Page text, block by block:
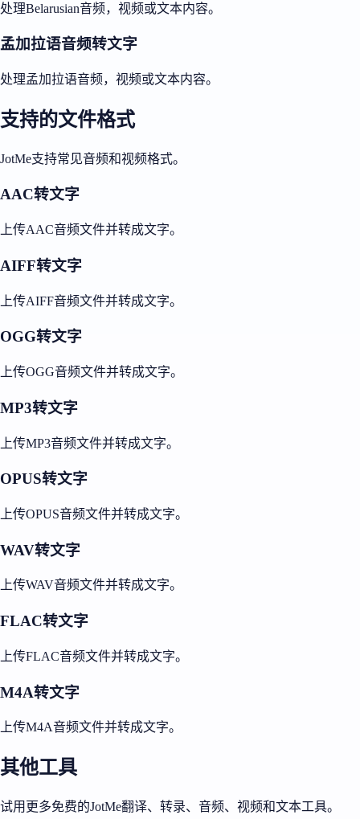
处理Belarusian音频，视频或文本内容。
孟加拉语音频转文字
处理孟加拉语音频，视频或文本内容。
支持的文件格式
JotMe支持常见音频和视频格式。
AAC转文字
上传AAC音频文件并转成文字。
AIFF转文字
上传AIFF音频文件并转成文字。
OGG转文字
上传OGG音频文件并转成文字。
MP3转文字
上传MP3音频文件并转成文字。
OPUS转文字
上传OPUS音频文件并转成文字。
WAV转文字
上传WAV音频文件并转成文字。
FLAC转文字
上传FLAC音频文件并转成文字。
M4A转文字
上传M4A音频文件并转成文字。
其他工具
试用更多免费的JotMe翻译、转录、音频、视频和文本工具。